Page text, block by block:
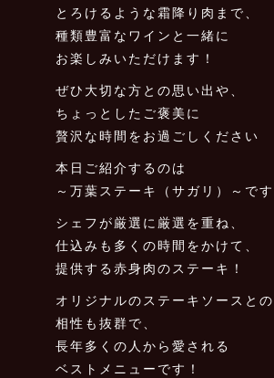
とろけるような霜降り肉まで、
種類豊富なワインと一緒に
お楽しみいただけます！
ぜひ大切な方との思い出や、
ちょっとしたご褒美に
贅沢な時間をお過ごしください
本日ご紹介するのは
～万葉ステーキ（サガリ）～です
シェフが厳選に厳選を重ね、
仕込みも多くの時間をかけて、
提供する赤身肉のステーキ！
オリジナルのステーキソースとの
相性も抜群で、
長年多くの人から愛される
ベストメニューです！